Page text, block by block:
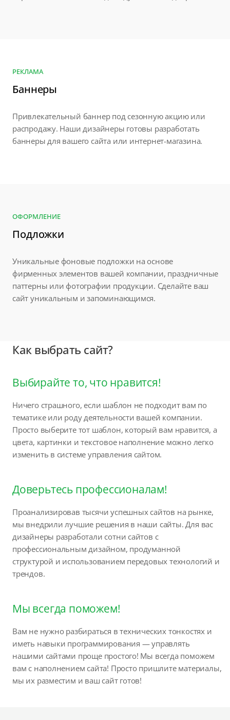
РЕКЛАМА
Баннеры
Привлекательный баннер под сезонную акцию или
распродажу. Наши дизайнеры готовы разработать
баннеры для вашего сайта или интернет-магазина.
ОФОРМЛЕНИЕ
Подложки
Уникальные фоновые подложки на основе
фирменных элементов вашей компании, праздничные
паттерны или фотографии продукции. Сделайте ваш
сайт уникальным и запоминающимся.
Как выбрать сайт?
Выбирайте то, что нравится!
Ничего страшного, если шаблон не подходит вам по
тематике или роду деятельности вашей компании.
Просто выберите тот шаблон, который вам нравится, а
цвета, картинки и текстовое наполнение можно легко
изменить в системе управления сайтом.
Доверьтесь профессионалам!
Проанализировав тысячи успешных сайтов на рынке,
мы внедрили лучшие решения в наши сайты. Для вас
дизайнеры разработали сотни сайтов с
профессиональным дизайном, продуманной
структурой и использованием передовых технологий и
трендов.
Мы всегда поможем!
Вам не нужно разбираться в технических тонкостях и
иметь навыки программирования — управлять
нашими сайтами проще простого! Мы всегда поможем
вам с наполнением сайта! Просто пришлите материалы,
мы их разместим и ваш сайт готов!